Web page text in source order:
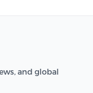
and global